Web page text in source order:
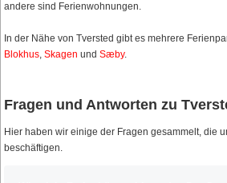
andere sind Ferienwohnungen.
In der Nähe von Tversted gibt es mehrere
Blokhus, Skagen und Sæby.
Fragen und Antworten zu
Hier haben wir einige der Fragen gesammelt, die
beschäftigen.